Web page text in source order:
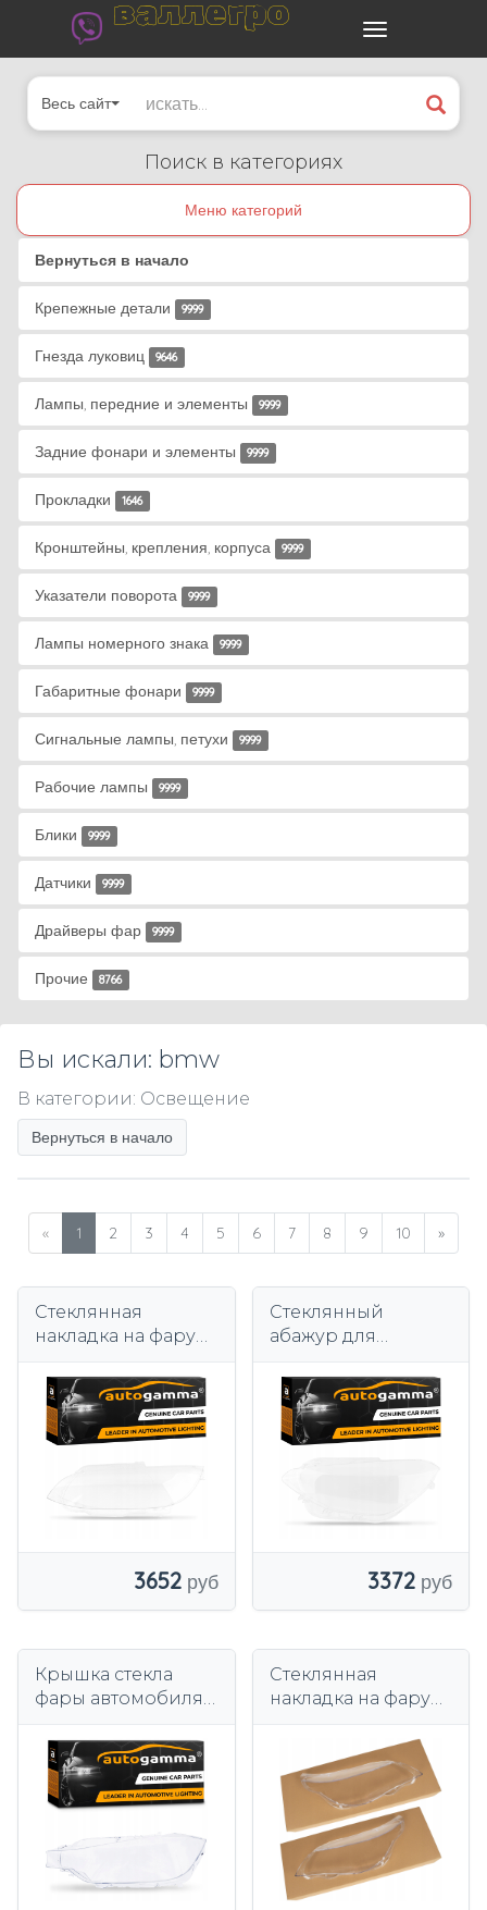
валлегро
Весь сайт
Поиск в категориях
Меню категорий
Вернуться в начало
Крепежные детали 9999
Гнезда луковиц 9646
Лампы, передние и элементы 9999
Задние фонари и элементы 9999
Прокладки 1646
Кронштейны, крепления, корпуса 9999
Указатели поворота 9999
Лампы номерного знака 9999
Габаритные фонари 9999
Сигнальные лампы, петухи 9999
Рабочие лампы 9999
Блики 9999
Датчики 9999
Драйверы фар 9999
Прочие 8766
Вы искали: bmw
В категории: Освещение
Вернуться в начало
« 1 2 3 4 5 6 7 8 9 10 »
Стеклянная
накладка на фару
E93 (06-10) Левая
3652
Стеклянный
абажур для
фар BMW 1 серии
F20 (11-15) левый
3372
Крышка стекла
фары автомобиля
серии F30 F31
левая сторона
Стеклянная
накладка на фару
BMW 5 E60/E61 03-
10